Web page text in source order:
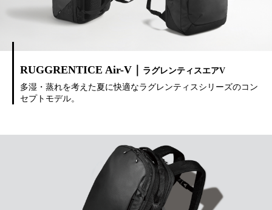
RUGGRENTICE Air-V｜
ラグレンティスエアV
多湿・蒸れを考えた夏に快適なラグレンティスシリーズのコン
セプトモデル。